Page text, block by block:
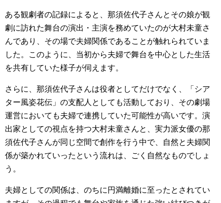
ある観劇者の記録によると、那須佐代子さんとその娘が観
劇に訪れた舞台の演出・主演を務めていたのが大村未童さ
んであり、その場で夫婦関係であることが触れられていま
した。このように、当初から夫婦で舞台を中心とした生活
を共有していた様子が伺えます。
さらに、那須佐代子さんは役者としてだけでなく、「シア
ター風姿花伝」の支配人としても活動しており、その劇場
運営においても夫婦で連携していた可能性が高いです。演
出家としての視点を持つ大村未童さんと、実力派女優の那
須佐代子さんが同じ空間で創作を行う中で、自然と夫婦関
係が築かれていったという流れは、ごく自然なものでしょ
う。
夫婦としての関係は、のちに円満離婚に至ったとされてい